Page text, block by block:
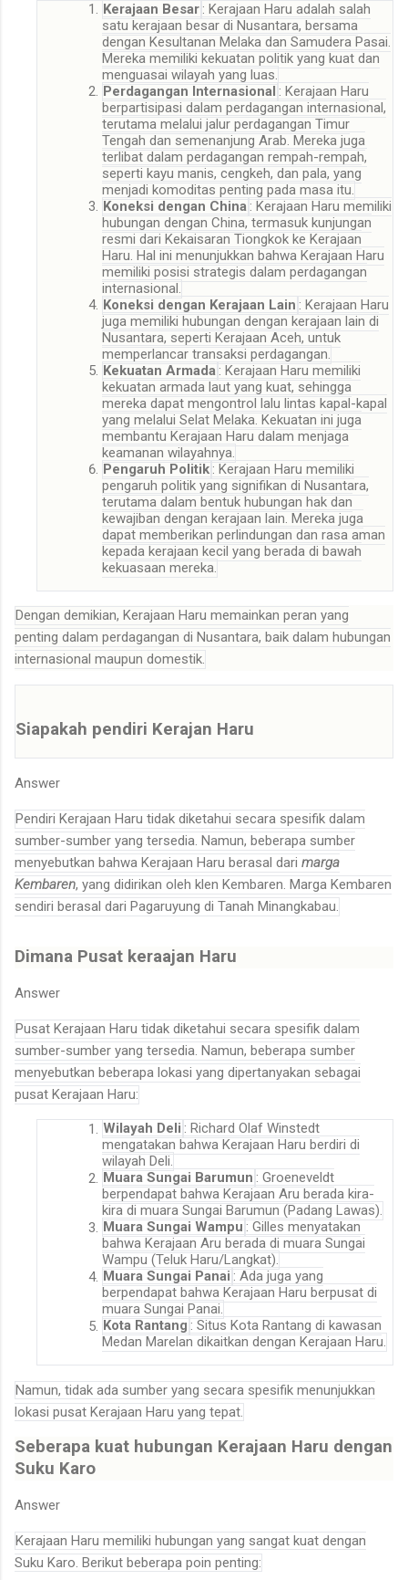
Kerajaan Besar : Kerajaan Haru adalah salah
satu kerajaan besar di Nusantara, bersama
dengan Kesultanan Melaka dan Samudera Pasai.
Mereka memiliki kekuatan politik yang kuat dan
menguasai wilayah yang luas.
Perdagangan Internasional : Kerajaan Haru
berpartisipasi dalam perdagangan internasional,
terutama melalui jalur perdagangan Timur
Tengah dan semenanjung Arab. Mereka juga
terlibat dalam perdagangan rempah-rempah,
seperti kayu manis, cengkeh, dan pala, yang
menjadi komoditas penting pada masa itu.
Koneksi dengan China : Kerajaan Haru memiliki
hubungan dengan China, termasuk kunjungan
resmi dari Kekaisaran Tiongkok ke Kerajaan
Haru. Hal ini menunjukkan bahwa Kerajaan Haru
memiliki posisi strategis dalam perdagangan
internasional.
Koneksi dengan Kerajaan Lain : Kerajaan Haru
juga memiliki hubungan dengan kerajaan lain di
Nusantara, seperti Kerajaan Aceh, untuk
memperlancar transaksi perdagangan.
Kekuatan Armada : Kerajaan Haru memiliki
kekuatan armada laut yang kuat, sehingga
mereka dapat mengontrol lalu lintas kapal-kapal
yang melalui Selat Melaka. Kekuatan ini juga
membantu Kerajaan Haru dalam menjaga
keamanan wilayahnya.
Pengaruh Politik : Kerajaan Haru memiliki
pengaruh politik yang signifikan di Nusantara,
terutama dalam bentuk hubungan hak dan
kewajiban dengan kerajaan lain. Mereka juga
dapat memberikan perlindungan dan rasa aman
kepada kerajaan kecil yang berada di bawah
kekuasaan mereka.
Dengan demikian, Kerajaan Haru memainkan peran yang
penting dalam perdagangan di Nusantara, baik dalam hubungan
internasional maupun domestik.
Siapakah pendiri Kerajan Haru
Answer
Pendiri Kerajaan Haru tidak diketahui secara spesifik dalam
sumber-sumber yang tersedia. Namun, beberapa sumber
menyebutkan bahwa Kerajaan Haru berasal dari marga
Kembaren, yang didirikan oleh klen Kembaren. Marga Kembaren
sendiri berasal dari Pagaruyung di Tanah Minangkabau.
Dimana Pusat keraajan Haru
Answer
Pusat Kerajaan Haru tidak diketahui secara spesifik dalam
sumber-sumber yang tersedia. Namun, beberapa sumber
menyebutkan beberapa lokasi yang dipertanyakan sebagai
pusat Kerajaan Haru:
Wilayah Deli : Richard Olaf Winstedt
mengatakan bahwa Kerajaan Haru berdiri di
wilayah Deli.
Muara Sungai Barumun : Groeneveldt
berpendapat bahwa Kerajaan Aru berada kira-
kira di muara Sungai Barumun (Padang Lawas).
Muara Sungai Wampu : Gilles menyatakan
bahwa Kerajaan Aru berada di muara Sungai
Wampu (Teluk Haru/Langkat).
Muara Sungai Panai : Ada juga yang
berpendapat bahwa Kerajaan Haru berpusat di
muara Sungai Panai.
Kota Rantang : Situs Kota Rantang di kawasan
Medan Marelan dikaitkan dengan Kerajaan Haru.
Namun, tidak ada sumber yang secara spesifik menunjukkan
lokasi pusat Kerajaan Haru yang tepat.
Seberapa kuat hubungan Kerajaan Haru dengan
Suku Karo
Answer
Kerajaan Haru memiliki hubungan yang sangat kuat dengan
Suku Karo. Berikut beberapa poin penting: